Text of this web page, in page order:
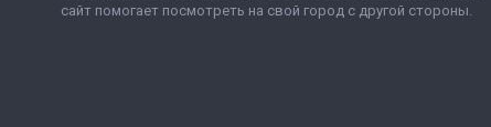
сайт помогает посмотреть на свой город с другой стороны.